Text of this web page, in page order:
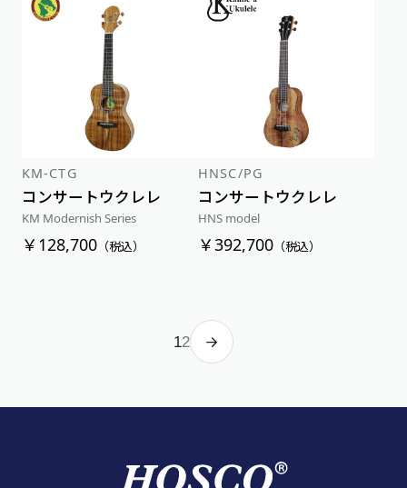
KM-CTG
コンサートウクレレ
KM Modernish Series
￥128,700（税込）
HNSC/PG
コンサートウクレレ
HNS model
￥392,700 （税込）
12